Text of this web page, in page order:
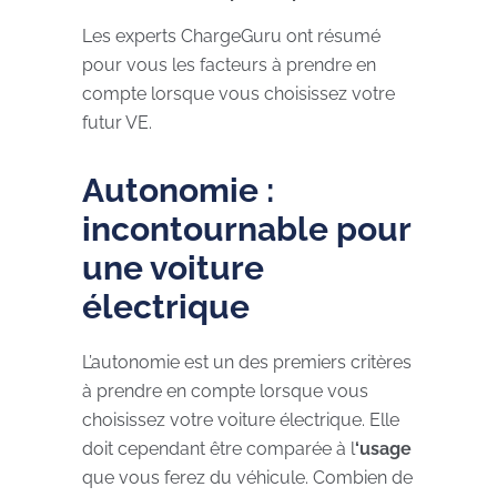
Les experts ChargeGuru ont résumé
pour vous les facteurs à prendre en
compte lorsque vous choisissez votre
futur VE.
Autonomie :
incontournable pour
une voiture
électrique
L’autonomie est un des premiers critères
à prendre en compte lorsque vous
choisissez votre voiture électrique. Elle
doit cependant être comparée à l‘usage
que vous ferez du véhicule. Combien de